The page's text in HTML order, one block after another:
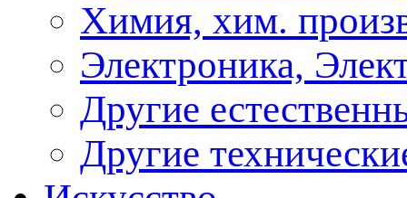
Химия, хим.
Электроника,
Другие
Другие